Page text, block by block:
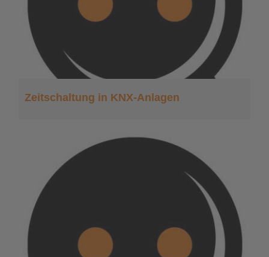
Zeitschaltung in KNX-Anlagen